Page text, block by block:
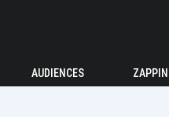
AUDIENCES